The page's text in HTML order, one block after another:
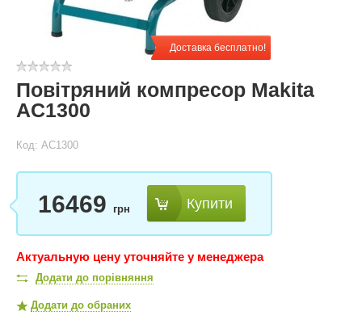
Доставка бесплатно!
Повітряний компресор Makita
AC1300
Код: AC1300
16469 грн Купити
Актуальную цену уточняйте у менеджера
Додати до порівняння
Додати до обраних